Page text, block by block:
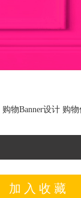
购物Banner设计 购
加入收藏